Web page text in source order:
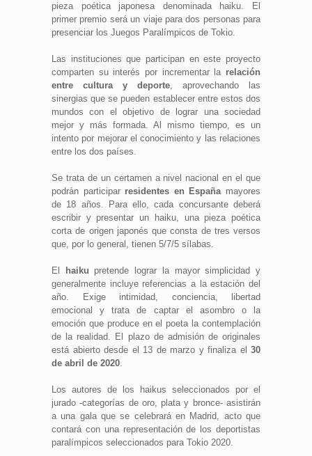
pieza poética japonesa denominada haiku. El
primer premio será un viaje para dos personas para
presenciar los Juegos Paralímpicos de Tokio.
Las instituciones que participan en este proyecto
comparten su interés por incrementar la relación
entre cultura y deporte, aprovechando las
sinergias que se pueden establecer entre estos dos
mundos con el objetivo de lograr una sociedad
mejor y más formada. Al mismo tiempo, es un
intento por mejorar el conocimiento y las relaciones
entre los dos países.
Se trata de un certamen a nivel nacional en el que
podrán participarresidentes en Españamayores
de 18 años. Para ello, cada concursante deberá
escribir y presentar un haiku, una pieza poética
corta de origen japonés que consta de tres versos
que, por lo general, tienen 5/7/5 sílabas.
El haiku pretende lograr la mayor sim­plicidad y
generalmente incluye referencias a la estación del
año. Exige intimidad, conciencia, libertad
emocional y trata de captar el asombro o la
emoción que produce en el poeta la contemplación
de la realidad. El plazo de admisión de originales
está abierto desde el 13 de marzo y finaliza el 30
de abril de 2020.
Los autores de los haikus seleccionados por el
jurado -categorías de oro, plata y bronce- asistirán
a una gala que se celebrará en Madrid, acto que
contará con una representación de los deportistas
paralímpicos seleccionados para Tokio 2020.